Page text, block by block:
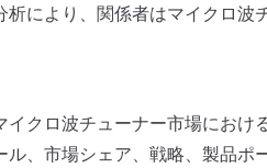
析により、関係者はマイクロ
イクロ波チューナー市場にお
、市場シェア、戦略、製品ポ